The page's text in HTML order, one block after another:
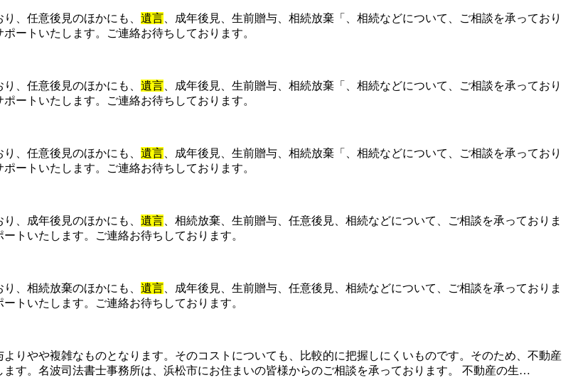
、任意後見のほかにも、 遺言 、成年後見、生前贈与、相続放棄「、相続などについて、ご相談を承っており
ートいたします。ご連絡お待ちしております。
、任意後見のほかにも、 遺言 、成年後見、生前贈与、相続放棄「、相続などについて、ご相談を承っており
ートいたします。ご連絡お待ちしております。
、任意後見のほかにも、 遺言 、成年後見、生前贈与、相続放棄「、相続などについて、ご相談を承っており
ートいたします。ご連絡お待ちしております。
、成年後見のほかにも、 遺言 、相続放棄、生前贈与、任意後見、相続などについて、ご相談を承っておりま
トいたします。ご連絡お待ちしております。
、相続放棄のほかにも、 遺言 、成年後見、生前贈与、任意後見、相続などについて、ご相談を承っておりま
トいたします。ご連絡お待ちしております。
りやや複雑なものとなります。そのコストについても、比較的に把握しにくいものです。そのため、不動産
す。名波司法書士事務所は、浜松市にお住まいの皆様からのご相談を承っております。 不動産の生…